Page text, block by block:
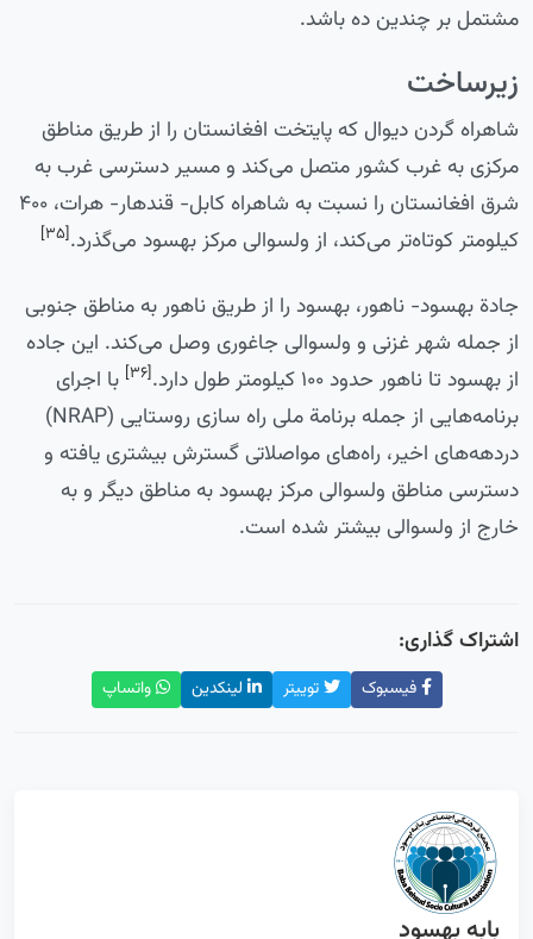
مشتمل بر چندین ده باشد.
زیرساخت
شاهراه گردن دیوال که پایتخت افغانستان را از طریق مناطق
مرکزی به غرب کشور متصل می‌کند و مسیر دسترسی غرب به
شرق افغانستان را نسبت به شاهراه کابل- قندهار- هرات، ۴۰۰
کیلومتر کوتاه‌تر می‌کند، از ولسوالی مرکز بهسود می‌گذرد.[۳۵]
جادة بهسود- ناهور، بهسود را از طریق ناهور به مناطق جنوبی
از جمله شهر غزنی و ولسوالی جاغوری وصل می‌کند. این جاده
از بهسود تا ناهور حدود ۱۰۰ کیلومتر طول دارد.
[۳۶]
با اجرای
برنامه‌هایی از جمله برنامة ملی راه سازی روستایی (NRAP)
دردهه‌های اخیر، راه‌های مواصلاتی گسترش بیشتری یافته‌ و
دسترسی مناطق ولسوالی مرکز بهسود به مناطق دیگر و به
خارج از ولسوالی بیشتر شده است.
اشتراک گذاری:
فیسبوک توییتر لینکدین واتساپ
بابه بهسود